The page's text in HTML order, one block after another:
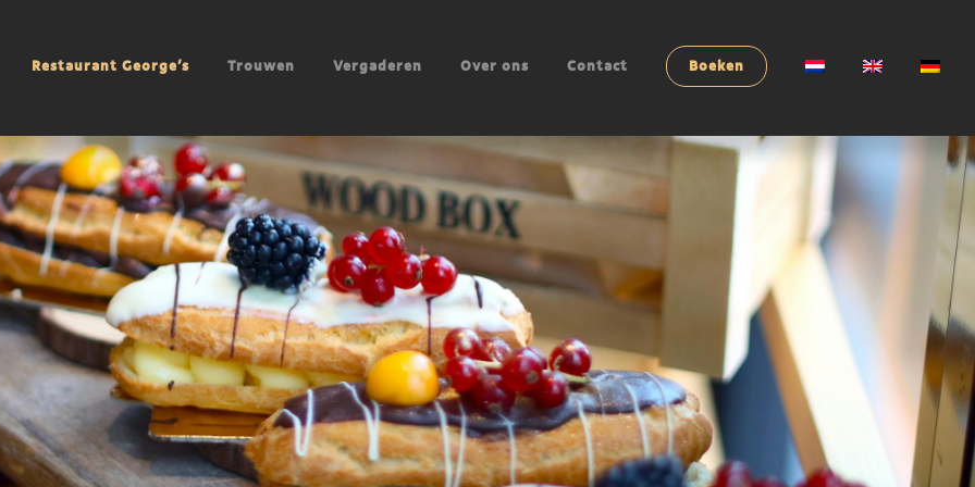
Restaurant George’s Trouwen Vergaderen Over ons Contact Boeken